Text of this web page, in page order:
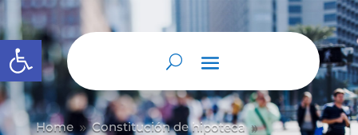
Abrir barra de herramientas
Home 9 Constitución de hipoteca 9